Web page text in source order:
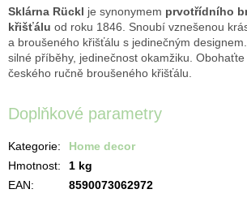
Sklárna Rückl je synonymem prvotřídního
křišťálu od roku 1846. Snoubí vznešenou
a broušeného křišťálu s jedinečným
silné příběhy, jedinečnost okamžiku.
českého ručně broušeného křišťálu.
Doplňkové parametry
Kategorie:
Home decor
Hmotnost:
1 kg
EAN: 8590073062972